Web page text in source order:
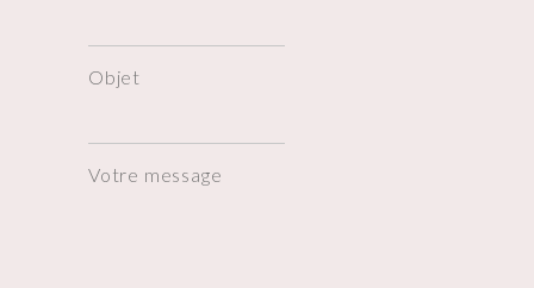
Objet
Votre message